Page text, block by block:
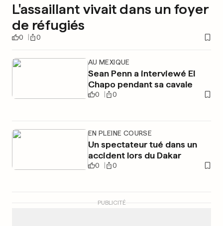
L'assaillant vivait dans un foyer
de réfugiés
0 0
AU MEXIQUE
Sean Penn a interviewé El
Chapo pendant sa cavale
0 0
EN PLEINE COURSE
Un spectateur tué dans un
accident lors du Dakar
0 0
PUBLICITÉ